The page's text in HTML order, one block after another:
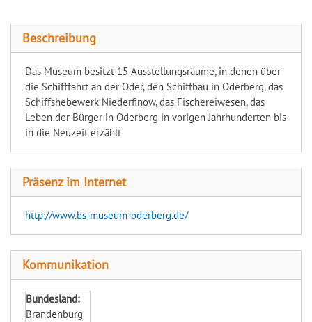
Beschreibung
Das Museum besitzt 15 Ausstellungsräume, in denen über
die Schifffahrt an der Oder, den Schiffbau in Oderberg, das
Schiffshebewerk Niederfinow, das Fischereiwesen, das
Leben der Bürger in Oderberg in vorigen Jahrhunderten bis
in die Neuzeit erzählt
Präsenz im Internet
http://www.bs-museum-oderberg.de/
Kommunikation
Bundesland:
Brandenburg